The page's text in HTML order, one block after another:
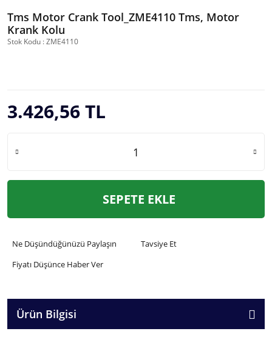
Tms Motor Crank Tool_ZME4110 Tms, Motor
Krank Kolu
Stok Kodu : ZME4110
3.426,56 TL
SEPETE EKLE
Ne Düşündüğünüzü Paylaşın
Tavsiye Et
Fiyatı Düşünce Haber Ver
Ürün Bilgisi